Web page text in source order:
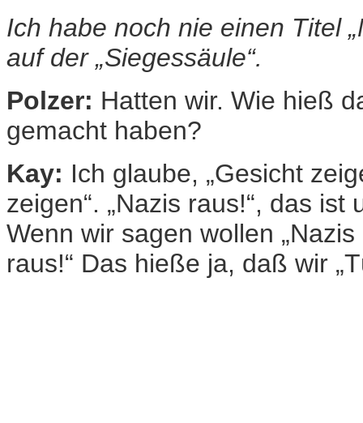
Ich habe noch nie einen Titel
auf der „Siegessäule“.
Polzer: Hatten wir. Wie hieß
gemacht haben?
Kay: Ich glaube, „Gesicht
zeigen“. „Nazis raus!“, das
Wenn wir sagen wollen
raus!“ Das hieße ja, daß wir